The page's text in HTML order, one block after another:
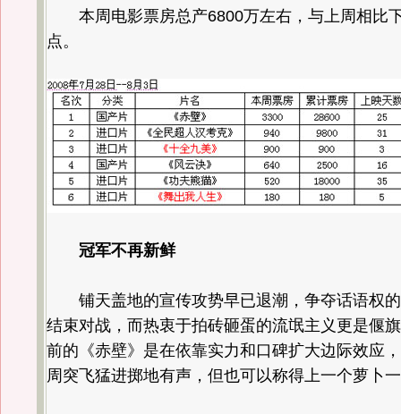
本周电影票房总产6800万左右，与上周相比
点。
冠军不再新鲜
铺天盖地的宣传攻势早已退潮，争夺话语权的
结束对战，而热衷于拍砖砸蛋的流氓主义更是偃
前的《赤壁》是在依靠实力和口碑扩大边际效应
周突飞猛进掷地有声，但也可以称得上一个萝卜